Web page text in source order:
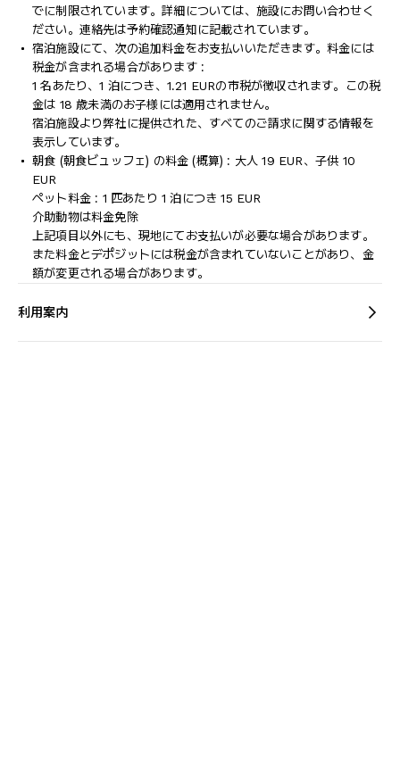
でに制限されています。詳細については、施設にお問い合わせく
ださい。連絡先は予約確認通知に記載されています。
宿泊施設にて、次の追加料金をお支払いいただきます。料金には
税金が含まれる場合があります :
1 名あたり、1 泊につき、1.21 EURの市税が徴収されます。この税
金は 18 歳未満のお子様には適用されません。
宿泊施設より弊社に提供された、すべてのご請求に関する情報を
表示しています。
朝食 (朝食ビュッフェ) の料金 (概算) : 大人 19 EUR、子供 10
EUR
ペット料金 : 1 匹あたり 1 泊につき 15 EUR
介助動物は料金免除
上記項目以外にも、現地にてお支払いが必要な場合があります。
また料金とデポジットには税金が含まれていないことがあり、金
額が変更される場合があります。
利用案内